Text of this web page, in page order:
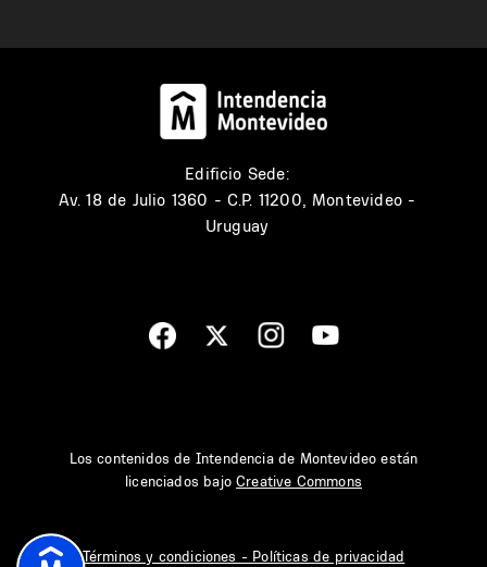
Edificio Sede:
Av. 18 de Julio 1360 - C.P. 11200, Montevideo -
Uruguay
Los contenidos de Intendencia de Montevideo están
licenciados bajoCreative Commons
Términos y condiciones - Políticas de privacidad